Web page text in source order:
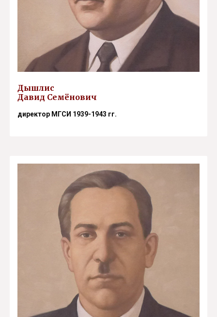
Дышлис
Давид Семёнович
директор МГСИ 1939-1943 гг.